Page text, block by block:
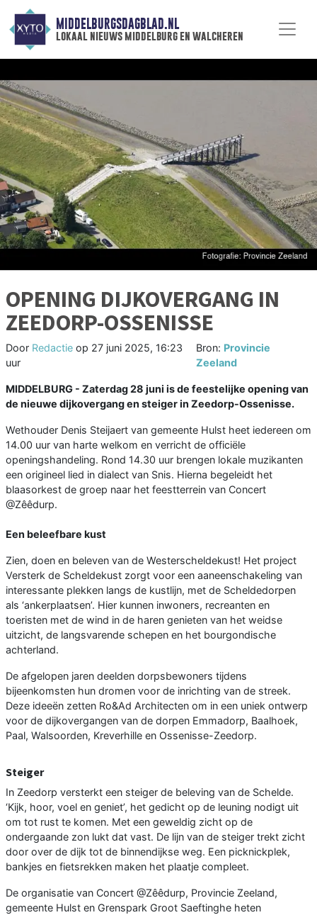
MIDDELBURGSDAGBLAD.NL
lokaal nieuws middelburg en walcheren
OPENING DIJKOVERGANG IN
ZEEDORP-OSSENISSE
Door Redactie op 27 juni 2025, 16:23
uur
Bron: Provincie
Zeeland
MIDDELBURG - Zaterdag 28 juni is de feestelijke opening van
de nieuwe dijkovergang en steiger in Zeedorp-Ossenisse.
Wethouder Denis Steijaert van gemeente Hulst heet iedereen om
14.00 uur van harte welkom en verricht de officiële
openingshandeling. Rond 14.30 uur brengen lokale muzikanten
een origineel lied in dialect van Snis. Hierna begeleidt het
blaasorkest de groep naar het feestterrein van Concert
@Zêêdurp.
Een beleefbare kust
Zien, doen en beleven van de Westerscheldekust! Het project
Versterk de Scheldekust zorgt voor een aaneenschakeling van
interessante plekken langs de kustlijn, met de Scheldedorpen
als ‘ankerplaatsen’. Hier kunnen inwoners, recreanten en
toeristen met de wind in de haren genieten van het weidse
uitzicht, de langsvarende schepen en het bourgondische
achterland.
De afgelopen jaren deelden dorpsbewoners tijdens
bijeenkomsten hun dromen voor de inrichting van de streek.
Deze ideeën zetten Ro&Ad Architecten om in een uniek ontwerp
voor de dijkovergangen van de dorpen Emmadorp, Baalhoek,
Paal, Walsoorden, Kreverhille en Ossenisse-Zeedorp.
Steiger
In Zeedorp versterkt een steiger de beleving van de Schelde.
‘Kijk, hoor, voel en geniet’, het gedicht op de leuning nodigt uit
om tot rust te komen. Met een geweldig zicht op de
ondergaande zon lukt dat vast. De lijn van de steiger trekt zicht
door over de dijk tot de binnendijkse weg. Een picknickplek,
bankjes en fietsrekken maken het plaatje compleet.
De organisatie van Concert @Zêêdurp, Provincie Zeeland,
gemeente Hulst en Grenspark Groot Saeftinghe heten